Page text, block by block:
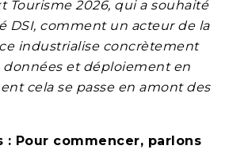
Tourisme 2026, qui a souhaité
DSI, comment un acteur de la
industrialise concrètement
données et déploiement en
cela se passe en amont des
: Pour commencer, parlons